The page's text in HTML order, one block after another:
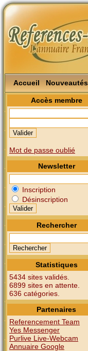
Accueil Nouveautés
Accès membre
Mot de passe oublié
Newsletter
Inscription
Désinscription
Rechercher
Statistiques
5434 sites validés.
6899 sites en attente.
636 catégories.
Partenaires
Referencement Team
Yes Messenger
Purlive Live-Webcam
Annuaire Google